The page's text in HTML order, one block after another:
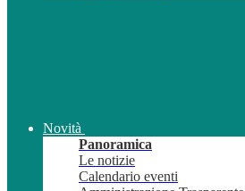
Novità
Panoramica
Le notizie
Calendario eventi